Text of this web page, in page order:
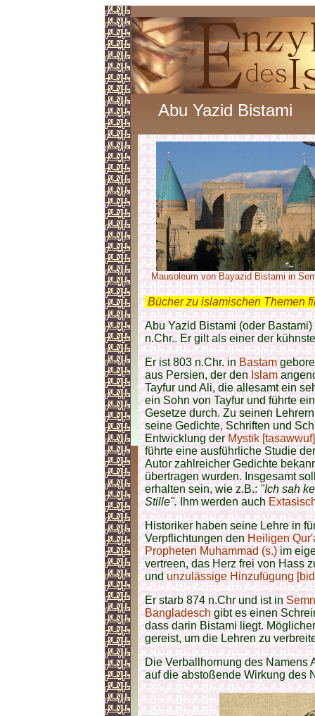
Abu Yazid Bistami
Mausoleum von Bayazid Bistami in
Bücher zu islamischen Themen
Abu Yazid Bistami (oder
n.Chr.. Er gilt als einer der
Er ist 803 n.Chr. inBastam
aus Persien, der denIslam
Tayfur und Ali, die allesamt ein
ein Sohn von Tayfur und führte
Gesetze durch. Zu seinen
seine Gedichte, Schriften und
Entwicklung derMystik [tasawwuf]
führte eine ausführliche Studie
Autor zahlreicher Gedichte
übertragen wurden. Insgesamt
erhalten sein, wie z.B.:"Ich sah
Stille".Ihm werden auch
Historiker haben seine Lehre in
Verpflichtungen denHeiligen
Propheten Muhammad (s.)im
vertreen, das Herz frei von Hass
undunzulässige Hinzufügung
Er starb 874 n.Chr und ist in
Bangladeschgibt es einen
dass darin Bistami liegt.
gereist, um die Lehren zu
Die Verballhornung des Namens
auf die abstoßende Wirkung des